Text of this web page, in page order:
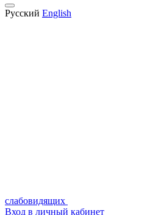
Русский English
слабовидящих
Вход в личный кабинет